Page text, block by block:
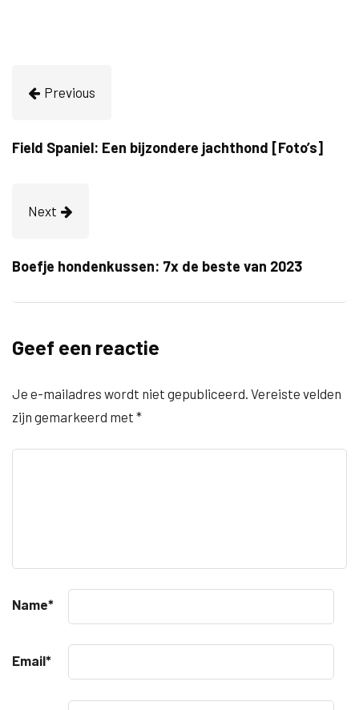
Previous
Field Spaniel: Een bijzondere jachthond [Foto’s]
Next
Boefje hondenkussen: 7x de beste van 2023
Geef een reactie
Je e-mailadres wordt niet gepubliceerd. Vereiste velden
zijn gemarkeerd met *
Name*
Email*